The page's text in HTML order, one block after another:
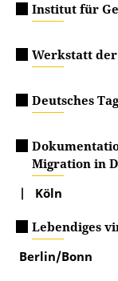
Institut für
Werkstatt
Deutsches
Migration in
| Köln
Lebendiges
Berlin/Bonn